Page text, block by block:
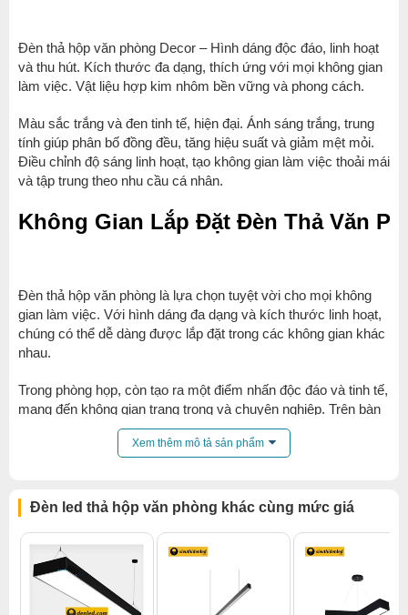
Đèn thả hộp văn phòng Decor – Hình dáng độc đáo, linh hoạt
và thu hút. Kích thước đa dạng, thích ứng với mọi không gian
làm việc. Vật liệu hợp kim nhôm bền vững và phong cách.
Màu sắc trắng và đen tinh tế, hiện đại. Ánh sáng trắng, trung
tính giúp phân bố đồng đều, tăng hiệu suất và giảm mệt mỏi.
Điều chỉnh độ sáng linh hoạt, tạo không gian làm việc thoải mái
và tập trung theo nhu cầu cá nhân.
Không Gian Lắp Đặt Đèn Thả Văn
Đèn thả hộp văn phòng là lựa chọn tuyệt vời cho mọi không
gian làm việc. Với hình dáng đa dạng và kích thước linh hoạt,
chúng có thể dễ dàng được lắp đặt trong các không gian khác
nhau.
Trong phòng họp, còn tạo ra một điểm nhấn độc đáo và tinh tế,
mang đến không gian trang trọng và chuyên nghiệp. Trên bàn
làm việc, chúng không chỉ là nguồn ánh sáng chính mà còn là
phần trang trí thú vị, thể hiện phong cách và cá nhân hóa
Không chỉ dành riêng cho văn phòng, đèn thả hộp cũng phù
hợp với các không gian nghệ thuật, như phòng triển lãm, quán
Xem thêm mô tả sản phẩm
Đèn led thả hộp văn phòng khác cùng mức giá